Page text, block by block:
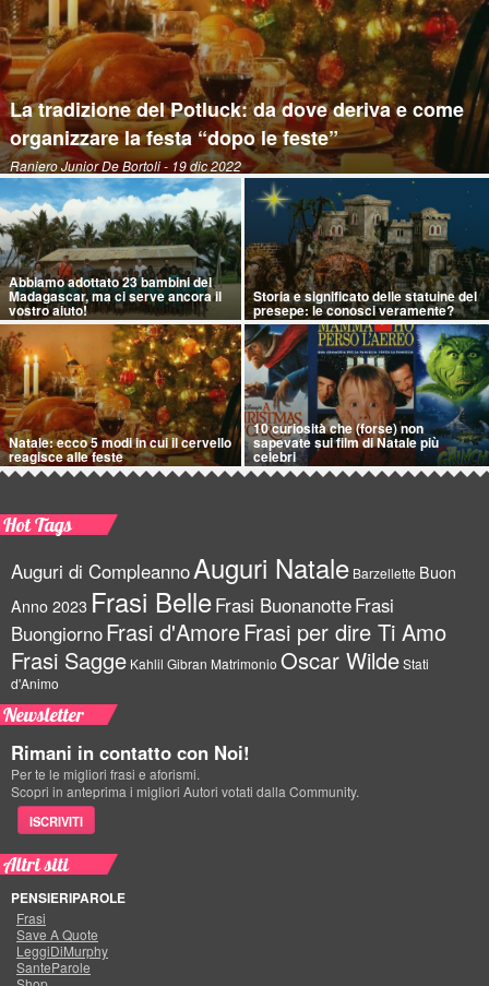
La tradizione del Potluck: da dove deriva e come
organizzare la festa “dopo le feste”
Raniero Junior De Bortoli- 19 dic 2022
Abbiamo adottato 23 bambini del
Madagascar, ma ci serve ancora il
vostro aiuto!
Storia e significato delle statuine del
presepe: le conosci veramente?
Natale: ecco 5 modi in cui il cervello
reagisce alle feste
10 curiosità che (forse) non
sapevate sui film di Natale più
celebri
Hot Tags
Auguri di CompleannoAuguri Natale Barzellette Buon
Anno 2023 Frasi BelleFrasi BuonanotteFrasi
BuongiornoFrasi d'AmoreFrasi per dire Ti Amo
Frasi Sagge Kahlil Gibran Matrimonio Oscar WildeStati
d'Animo
Newsletter
Rimani in contatto con Noi!
Per te le migliori frasi e aforismi.
Scopri in anteprima i migliori Autori votati dalla Community.
ISCRIVITI
Altri siti
PENSIERIPAROLE
Frasi
Save A Quote
LeggiDiMurphy
SanteParole